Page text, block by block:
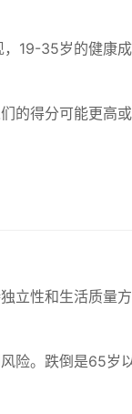
19-35岁的健康
的得分可能更高
立性和生活质量
险。跌倒是65岁